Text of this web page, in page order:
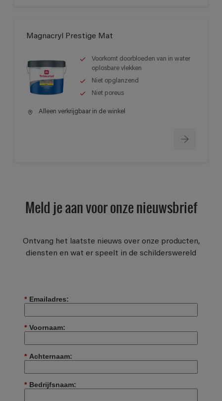
Magnacryl Prestige Mat
Voorkomt doorbloeden van in water
oplosbare vlekken
Niet opglanzend
Niet poreus
Alleen verkrijgbaar in de winkel
Meld je aan voor onze nieuwsbrief
Ontvang het laatste nieuws over onze producten,
diensten en wat er speelt in de schilderswereld